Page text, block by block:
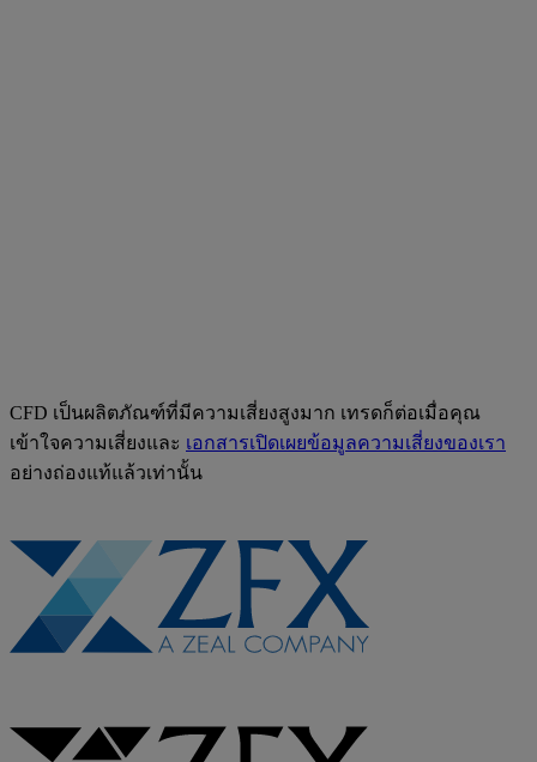
CFD เป็นผลิตภัณฑ์ที่มีความเสี่ยงสูงมาก เทรดก็ต่อเมื่อคุณ
เข้าใจความเสี่ยงและ เอกสารเปิดเผยข้อมูลความเสี่ยงของเรา
อย่างถ่องแท้แล้วเท่านั้น